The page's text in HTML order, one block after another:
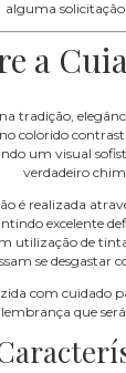
alguma solicitação
a
tradição,
colorido
um visual
verdadeiro
é realizada
excelente
utilização de
se desgastar
com cuidado
que